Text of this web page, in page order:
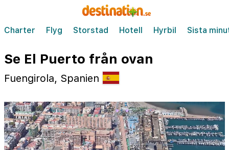
Charter Flyg Storstad Hotell Hyrbil Sista
Se El Puerto från ovan
Fuengirola, Spanien